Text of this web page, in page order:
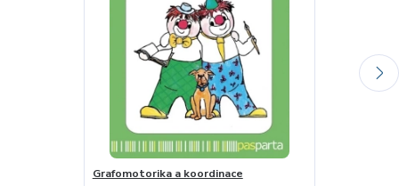
Grafomotorika a koordinace